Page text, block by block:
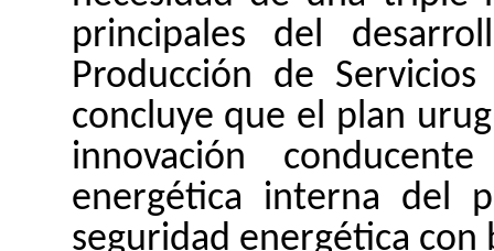
principales del
Producción de
concluye que el plan
innovación
energética interna del
seguridad energética